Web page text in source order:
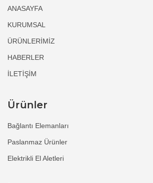
ANASAYFA
KURUMSAL
ÜRÜNLERİMİZ
HABERLER
İLETİŞİM
Ürünler
Bağlantı Elemanları
Paslanmaz Ürünler
Elektrikli El Aletleri